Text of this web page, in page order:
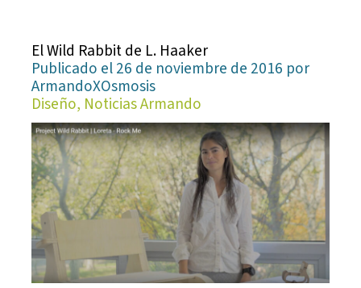
El Wild Rabbit de L. Haaker
Publicado el 26 de noviembre de 2016 por
ArmandoXOsmosis
Diseño, Noticias Armando